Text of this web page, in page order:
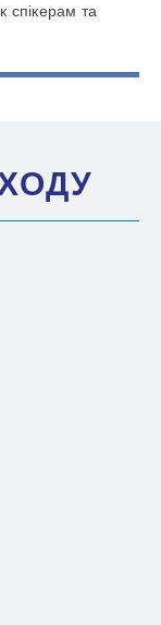
та